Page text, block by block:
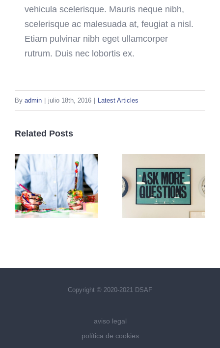
vehicula scelerisque. Mauris neque nibh,
scelerisque ac malesuada at, feugiat a nisl.
Etiam pulvinar nibh eget ullamcorper
rutrum. Duis nec lobortis ex.
By admin julio 18th, 2016 Latest Articles
Related Posts
Copyright © 2020-2021 DSAF
aviso legal
política de cookies